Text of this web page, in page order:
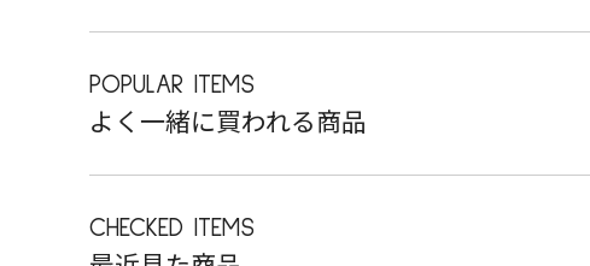
POPULAR ITEMS
よく一緒に買われる商品
CHECKED ITEMS